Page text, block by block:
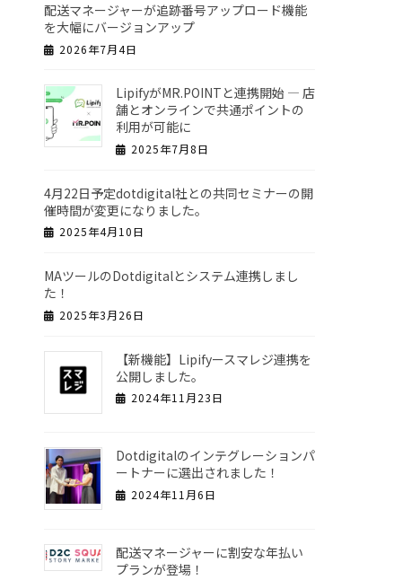
配送マネージャーが追跡番号アップロード機能
を大幅にバージョンアップ
2026年7月4日
LipifyがMR.POINTと連携開始 ― 店
舗とオンラインで共通ポイントの
利用が可能に
2025年7月8日
4月22日予定dotdigital社との共同セミナーの開
催時間が変更になりました。
2025年4月10日
MAツールのDotdigitalとシステム連携しまし
た！
2025年3月26日
【新機能】Lipifyースマレジ連携を
公開しました。
2024年11月23日
Dotdigitalのインテグレーションパ
ートナーに選出されました！
2024年11月6日
配送マネージャーに割安な年払い
プランが登場！